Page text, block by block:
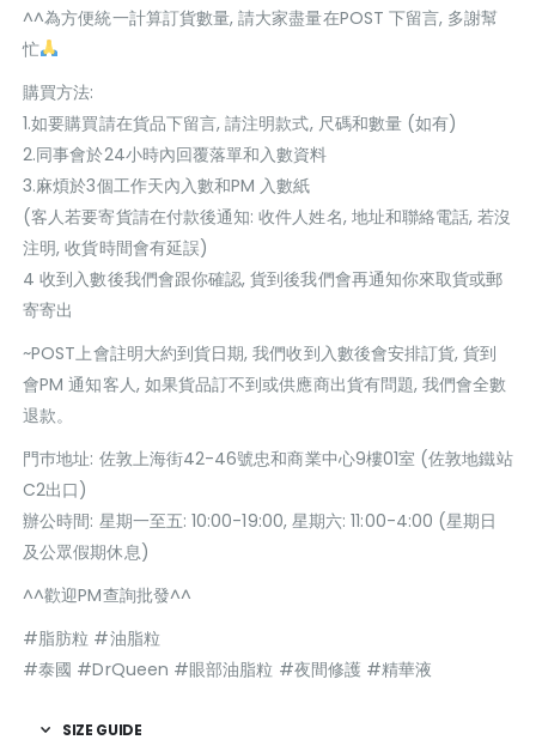
^^為方便統一計算訂貨數量, 請大家盡量在POST 下留言, 多謝幫
忙
購買方法:
1.如要購買請在貨品下留言, 請注明款式, 尺碼和數量 (如有)
2.同事會於24小時內回覆落單和入數資料
3.麻煩於3個工作天內入數和PM 入數紙
(客人若要寄貨請在付款後通知: 收件人姓名, 地址和聯絡電話, 若沒
注明, 收貨時間會有延誤)
4 收到入數後我們會跟你確認, 貨到後我們會再通知你來取貨或郵
寄寄出
~POST上會註明大約到貨日期, 我們收到入數後會安排訂貨, 貨到
會PM 通知客人, 如果貨品訂不到或供應商出貨有問題, 我們會全數
退款。
門巿地址: 佐敦上海街42-46號忠和商業中心9樓01室 (佐敦地鐵站
C2出口)
辦公時間: 星期一至五: 10:00-19:00, 星期六: 11:00-4:00 (星期日
及公眾假期休息)
^^歡迎PM查詢批發^^
#脂肪粒 #油脂粒
#泰國 #DrQueen #眼部油脂粒 #夜間修護 #精華液
SIZE GUIDE